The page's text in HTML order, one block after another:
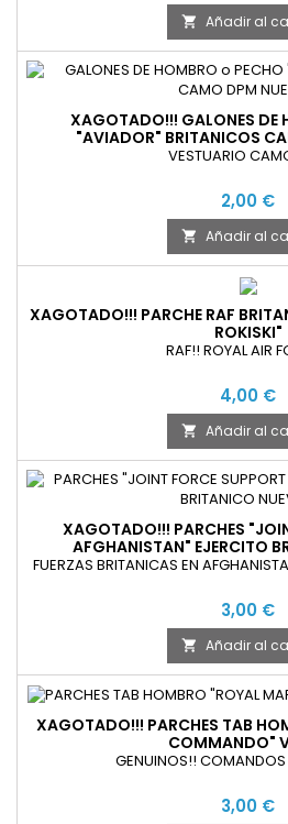
 Añadir al
XAGOTADO!!! GALONES DE
"AVIADOR" BRITANICOS
VESTUARIO
2,00 €
 Añadir al
XAGOTADO!!! PARCHE RAF
ROKISKI"
RAF!! ROYAL AIR
4,00 €
 Añadir al
XAGOTADO!!! PARCHES
AFGHANISTAN" EJERCITO
FUERZAS BRITANICAS EN
3,00 €
 Añadir al
XAGOTADO!!! PARCHES TAB
COMMANDO"
GENUINOS!!
3,00 €